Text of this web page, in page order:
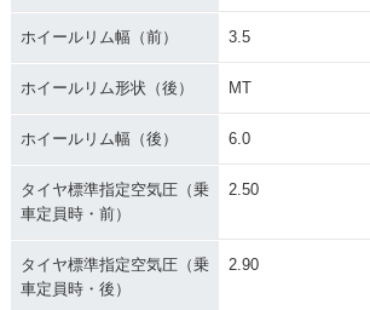
ホイールリム幅（前） 3.5
ホイールリム形状（後） MT
ホイールリム幅（後） 6.0
タイヤ標準指定空気圧（乗
車定員時・前）
2.50
タイヤ標準指定空気圧（乗
車定員時・後）
2.90